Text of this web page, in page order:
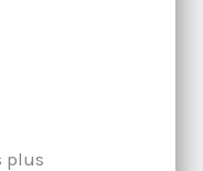
plus